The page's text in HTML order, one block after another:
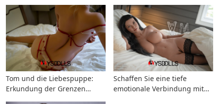
Benutzererfahrung
Tom und die Liebespuppe:
Erkundung der Grenzen
Schaffen Sie eine tiefe
emotionale Verbindung mit